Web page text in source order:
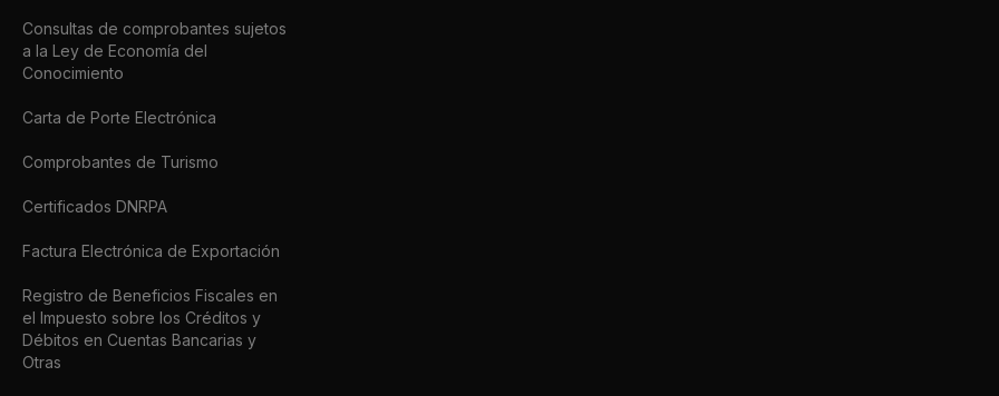
Consultas de comprobantes sujetos
a la Ley de Economía del
Conocimiento
Carta de Porte Electrónica
Comprobantes de Turismo
Certificados DNRPA
Factura Electrónica de Exportación
Registro de Beneficios Fiscales en
el Impuesto sobre los Créditos y
Débitos en Cuentas Bancarias y
Otras